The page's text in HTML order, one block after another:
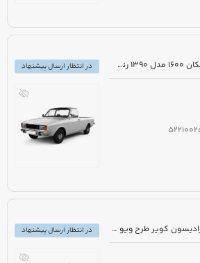
مزایده دولتی خودرو وانت پیکان 1600 مدل 1390 رنگ سفید
در انتظار ارسال پیشنهاد
مزایده دولتی موتورسیکلت رادیسون کویر طرح ویو مدل 1395 رنگ سفید
در انتظار ارسال پیشنهاد